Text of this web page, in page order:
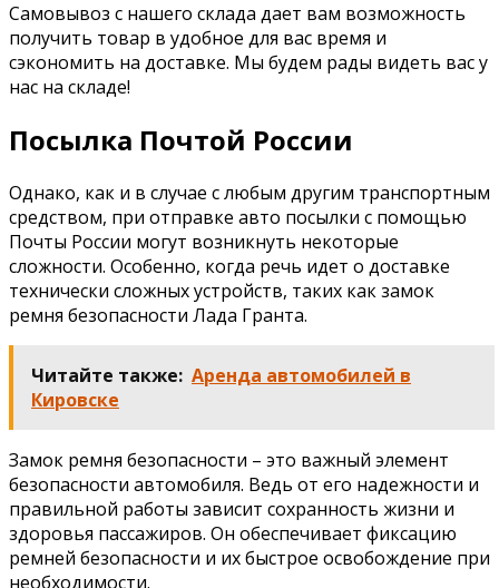
Самовывоз с нашего склада дает вам возможность
получить товар в удобное для вас время и
сэкономить на доставке. Мы будем рады видеть вас у
нас на складе!
Посылка Почтой России
Однако, как и в случае с любым другим транспортным
средством, при отправке авто посылки с помощью
Почты России могут возникнуть некоторые
сложности. Особенно, когда речь идет о доставке
технически сложных устройств, таких как замок
ремня безопасности Лада Гранта.
Читайте также: Аренда автомобилей в
Кировске
Замок ремня безопасности – это важный элемент
безопасности автомобиля. Ведь от его надежности и
правильной работы зависит сохранность жизни и
здоровья пассажиров. Он обеспечивает фиксацию
ремней безопасности и их быстрое освобождение при
необходимости.